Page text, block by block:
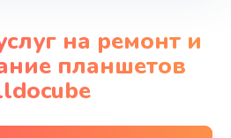
на ремонт и
планшетов